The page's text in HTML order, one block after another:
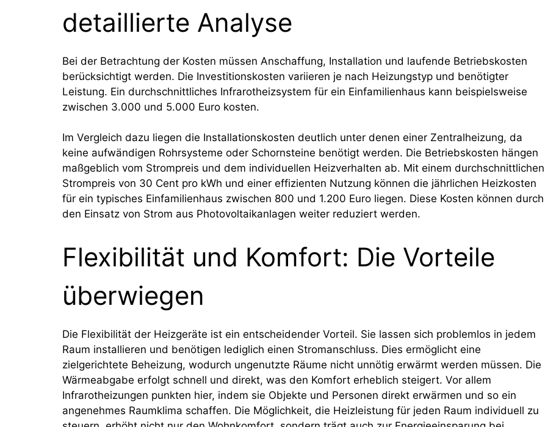
detaillierte Analyse
Bei der Betrachtung der Kosten müssen Anschaffung, Installation und laufende Betriebskosten
berücksichtigt werden. Die Investitionskosten variieren je nach Heizungstyp und benötigter
Leistung. Ein durchschnittliches Infrarotheizsystem für ein Einfamilienhaus kann beispielsweise
zwischen 3.000 und 5.000 Euro kosten.
Im Vergleich dazu liegen die Installationskosten deutlich unter denen einer Zentralheizung, da
keine aufwändigen Rohrsysteme oder Schornsteine benötigt werden. Die Betriebskosten hängen
maßgeblich vom Strompreis und dem individuellen Heizverhalten ab. Mit einem durchschnittlichen
Strompreis von 30 Cent pro kWh und einer effizienten Nutzung können die jährlichen Heizkosten
für ein typisches Einfamilienhaus zwischen 800 und 1.200 Euro liegen. Diese Kosten können durch
den Einsatz von Strom aus Photovoltaikanlagen weiter reduziert werden.
Flexibilität und Komfort: Die Vorteile
überwiegen
Die Flexibilität der Heizgeräte ist ein entscheidender Vorteil. Sie lassen sich problemlos in jedem
Raum installieren und benötigen lediglich einen Stromanschluss. Dies ermöglicht eine
zielgerichtete Beheizung, wodurch ungenutzte Räume nicht unnötig erwärmt werden müssen. Die
Wärmeabgabe erfolgt schnell und direkt, was den Komfort erheblich steigert. Vor allem
Infrarotheizungen punkten hier, indem sie Objekte und Personen direkt erwärmen und so ein
angenehmes Raumklima schaffen. Die Möglichkeit, die Heizleistung für jeden Raum individuell zu